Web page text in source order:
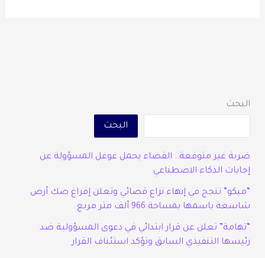
البحث
البحث
ضربة غير متوقعة.. القضاء يحمل غوغل المسؤولة عن
إجابات الذكاء الاصطناعي
“مبكو” تنجح في إنهاء نزاع قضائي وتعلن إفراغ صك أرض
شاسعة باسمها بمساحة 966 ألف متر مربع
“تهامة” تعلن عن قرار ابتدائي في دعوى المسؤولية ضد
رئيسها التنفيذي السابق وتؤكد استئناف القرار